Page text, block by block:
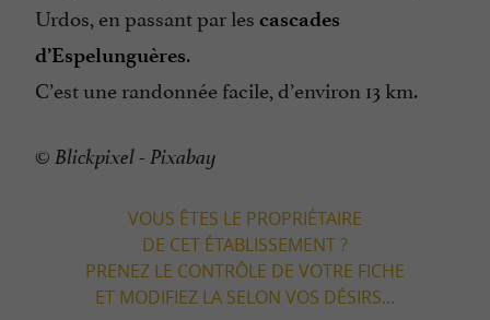
Urdos, en passant par les cascades
d’Espelunguères.
C’est une randonnée facile, d’environ 13 km.
© Blickpixel - Pixabay
VOUS ÊTES LE PROPRIÉTAIRE
DE CET ÉTABLISSEMENT ?
PRENEZ LE CONTRÔLE DE VOTRE FICHE
ET MODIFIEZ LA SELON VOS DÉSIRS...